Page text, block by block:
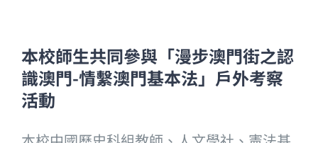
本校師生共同參與「漫步澳門街之認
識澳門-情繫澳門基本法」戶外考察
活動